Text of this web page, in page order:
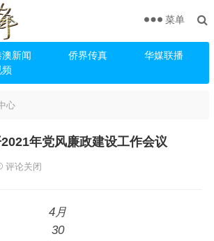
澳新闻 侨界传真
华媒联播
频
菜单
心
年党风廉政建设工作会议
评论关闭
4月
30